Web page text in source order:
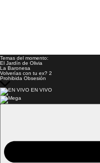
Temas del momento:
El Jardín de Olivia
La Baronesa
Volverías con tu ex? 2
Prohibida Obsesión
EN VIVO